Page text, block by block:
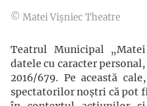
© Matei Vişniec Theatre
Teatrul Municipal „Matei
datele cu caracter
2016/679. Pe această
spectatorilor noștri că pot